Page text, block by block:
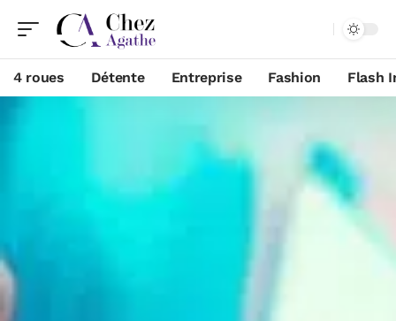
4 roues Détente Entreprise Fashion Flash